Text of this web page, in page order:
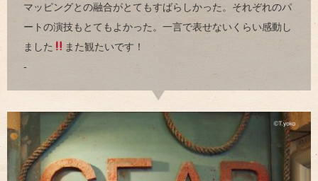
マッピングとの融合がとてもすばらしかった。それぞれのパ
ートの演技もとてもよかった。一言で表せないくらい感動し
ました
また観たいです！
-